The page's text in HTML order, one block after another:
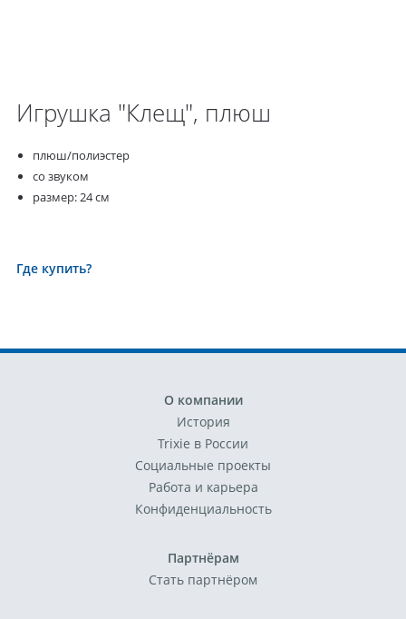
Игрушка "Клещ", плюш
плюш/полиэстер
со звуком
размер: 24 см
Где купить?
О компании
История
Trixie в России
Социальные проекты
Работа и карьера
Конфиденциальность
Партнёрам
Стать партнёром